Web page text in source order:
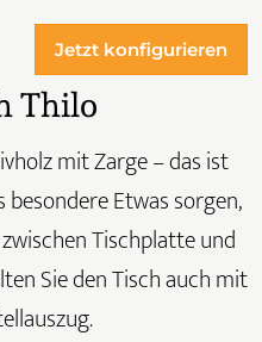
Jetzt konfigurieren
Thilo
mit Zarge – das ist
besondere Etwas sorgen,
Tischplatte und
Sie den Tisch auch mit